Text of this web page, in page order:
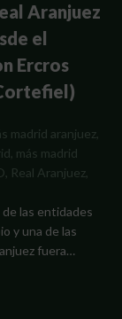
Aranjuez
el
Ercros
madrid aranjuez
más madrid
Real Aranjuez
las entidades
y una de las
fuera…